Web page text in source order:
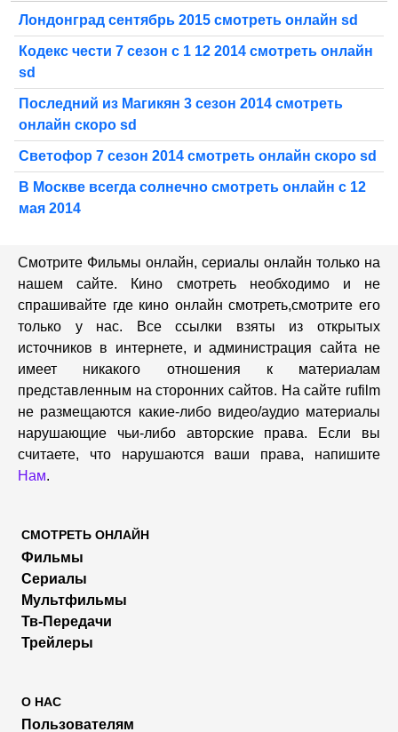
Лондонград сентябрь 2015 смотреть онлайн sd
Кодекс чести 7 сезон с 1 12 2014 смотреть онлайн
sd
Последний из Магикян 3 сезон 2014 смотреть
онлайн скоро sd
Светофор 7 сезон 2014 смотреть онлайн скоро sd
В Москве всегда солнечно смотреть онлайн с 12
мая 2014
Смотрите Фильмы онлайн, сериалы онлайн только на
нашем сайте. Кино смотреть необходимо и не
спрашивайте где кино онлайн смотреть,cмотрите его
только у нас. Все ссылки взяты из открытых
источников в интернете, и администрация сайта не
имеет никакого отношения к материалам
представленным на сторонних сайтов. На сайте rufilm
не размещаются какие-либо видео/аудио материалы
нарушающие чьи-либо авторские права. Если вы
считаете, что нарушаются ваши права, напишите
Нам.
СМОТРЕТЬ ОНЛАЙН
Фильмы
Сериалы
Мультфильмы
Тв-Передачи
Трейлеры
О НАС
Пользователям